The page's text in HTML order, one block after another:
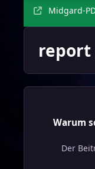
Midgard-
report
Warum